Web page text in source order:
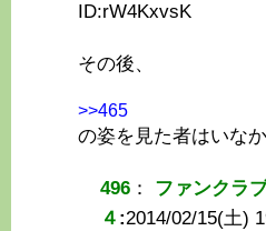
ID:rW4KxvsK
その後、
>>465
の姿を見た者はいな
496 ： ファンクラ
４ :2014/02/15(土)